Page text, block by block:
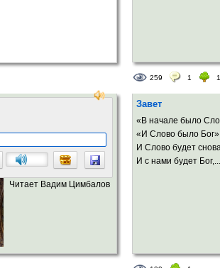
259 1 1
Читает Вадим Цимбалов
Завет
«В начале было
«И Слово было
И Слово будет
И с нами будет Бог,...